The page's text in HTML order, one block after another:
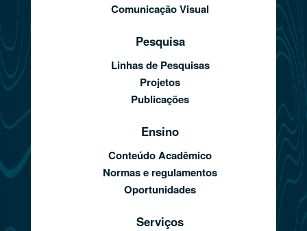
Comunicação Visual
Pesquisa
Linhas de Pesquisas
Projetos
Publicações
Ensino
Conteúdo Acadêmico
Normas e regulamentos
Oportunidades
Serviços